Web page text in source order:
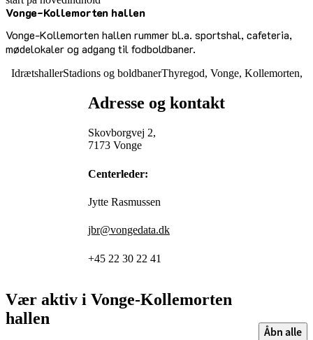
Vonge-Kollemorten hallen
Vonge-Kollemorten hallen rummer bl.a. sportshal, cafeteria,
mødelokaler og adgang til fodboldbaner.
senest opdateret 17. februar 2026
IdrætshallerStadions og boldbanerThyregod, Vonge, Kollemorten,
Adresse og kontakt
Skovborgvej 2,
7173 Vonge
Centerleder:
Jytte Rasmussen
jbr@vongedata.dk
+45 22 30 22 41
Vær aktiv i Vonge-Kollemorten
hallen
Åbn alle